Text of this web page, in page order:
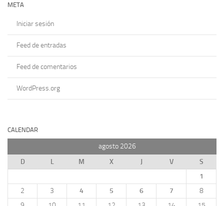
META
Iniciar sesión
Feed de entradas
Feed de comentarios
WordPress.org
CALENDAR
agosto 2026
D
L M X J V
S
1
2
3 4 5 6 7
8